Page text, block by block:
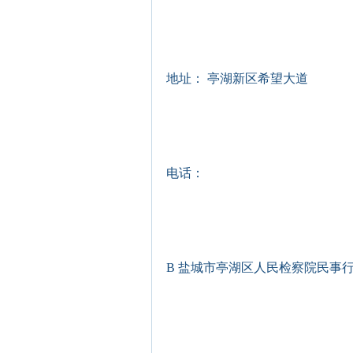
地址： 亭湖新区希望大道
电话：
B 盐城市亭湖区人民检察院民事